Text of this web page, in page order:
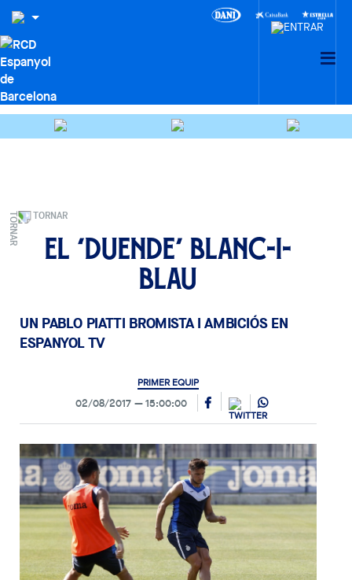
TORNAR
El ‘duende’ blanc-i-
blau
UN PABLO PIATTI BROMISTA I AMBICIÓS EN
ESPANYOL TV
PRIMER EQUIP
02/08/2017 15:00:00